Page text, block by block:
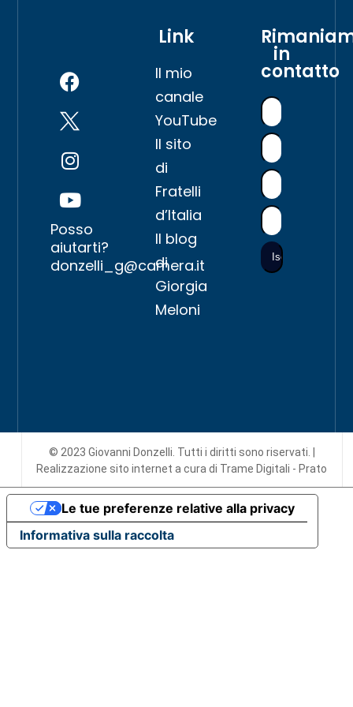
Posso
aiutarti?
donzelli_g@camera.it
Link
Il mio
canale
YouTube
Il sito
di
Fratelli
d’Italia
Il blog
di
Giorgia
Meloni
in
contatto
© 2023 Giovanni Donzelli. Tutti i diritti sono riservati. |
Realizzazione sito interneta cura di Trame Digitali - Prato
Informativa sulla raccolta
Le tue preferenze relative alla privacy